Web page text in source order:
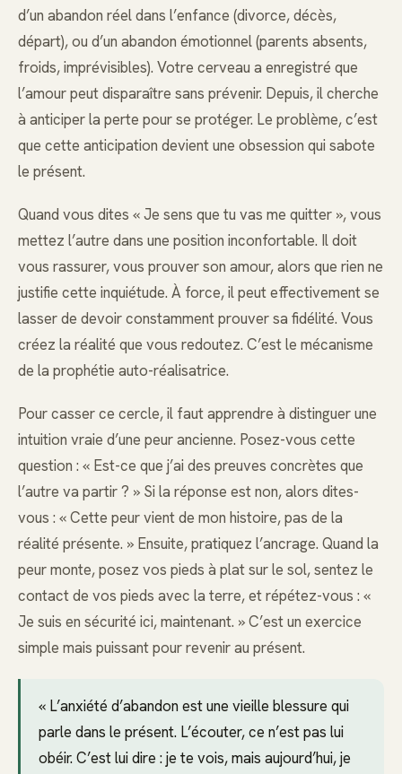
d’un abandon réel dans l’enfance (divorce, décès,
départ), ou d’un abandon émotionnel (parents absents,
froids, imprévisibles). Votre cerveau a enregistré que
l’amour peut disparaître sans prévenir. Depuis, il cherche
à anticiper la perte pour se protéger. Le problème, c’est
que cette anticipation devient une obsession qui sabote
le présent.
Quand vous dites « Je sens que tu vas me quitter », vous
mettez l’autre dans une position inconfortable. Il doit
vous rassurer, vous prouver son amour, alors que rien ne
justifie cette inquiétude. À force, il peut effectivement se
lasser de devoir constamment prouver sa fidélité. Vous
créez la réalité que vous redoutez. C’est le mécanisme
de la prophétie auto-réalisatrice.
Pour casser ce cercle, il faut apprendre à distinguer une
intuition vraie d’une peur ancienne. Posez-vous cette
question : « Est-ce que j’ai des preuves concrètes que
l’autre va partir ? » Si la réponse est non, alors dites-
vous : « Cette peur vient de mon histoire, pas de la
réalité présente. » Ensuite, pratiquez l’ancrage. Quand la
peur monte, posez vos pieds à plat sur le sol, sentez le
contact de vos pieds avec la terre, et répétez-vous : «
Je suis en sécurité ici, maintenant. » C’est un exercice
simple mais puissant pour revenir au présent.
« L’anxiété d’abandon est une vieille blessure qui
parle dans le présent. L’écouter, ce n’est pas lui
obéir. C’est lui dire : je te vois, mais aujourd’hui, je